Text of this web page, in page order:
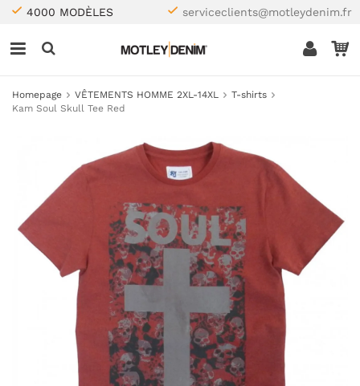
4000 MODÈLES serviceclients@motleydenim.fr
Homepage VÊTEMENTS HOMME 2XL-14XL
T-shirts
Kam Soul Skull Tee Red